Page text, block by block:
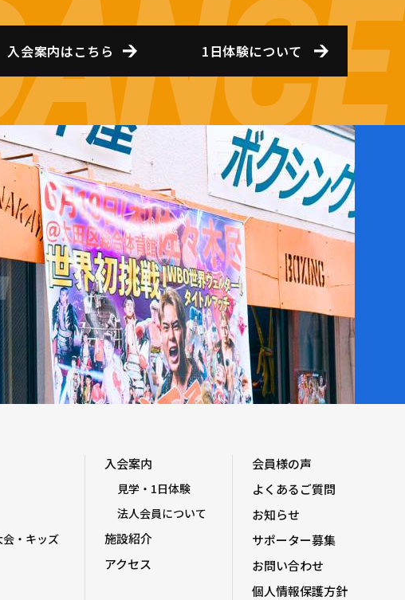
入会案内はこちら 1日体験について
・キッズ
入会案内
見学・1日体験
法人会員について
施設紹介
アクセス
会員様の声
よくあるご質問
お知らせ
サポーター募集
お問い合わせ
個人情報保護方針